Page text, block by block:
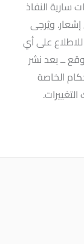
سارية النفاذ
ويُرجى
على أي
ــ بعد نشر
الخاصة